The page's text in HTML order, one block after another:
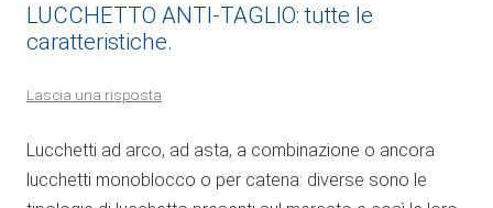
LUCCHETTO ANTI-TAGLIO: tutte le
caratteristiche.
Lascia una risposta
Lucchetti ad arco, ad asta, a combinazione o ancora
lucchetti monoblocco o per catena: diverse sono le